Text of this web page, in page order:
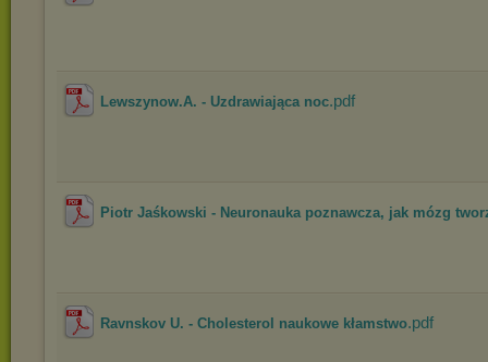
Lewszynow.A. - Uzdrawiająca noc.pdf
Piotr Jaśkowski - Neuronauka poznawcza, jak mózg
Ravnskov U. - Cholesterol naukowe kłamstwo.pdf